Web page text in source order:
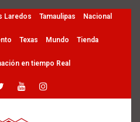
Laredos Tamaulipas Nacional
Texas Mundo Tienda
en tiempo Real